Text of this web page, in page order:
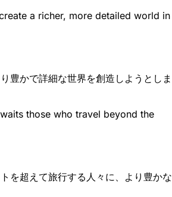
a richer, more detailed world in
豊かで詳細な世界を創造しようとしま
those who travel beyond the
を超えて旅行する人々に、より豊かな